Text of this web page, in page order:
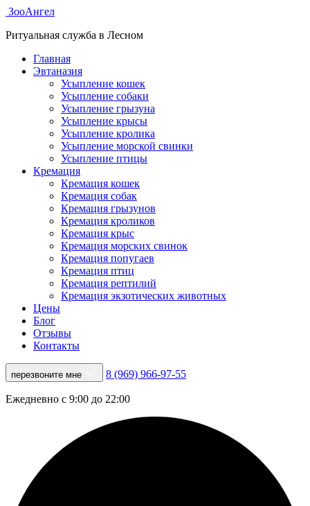
ЗооАнгел
Ритуальная служба в Лесном
Главная
Эвтаназия
Усыпление кошек
Усыпление собаки
Усыпление грызуна
Усыпление крысы
Усыпление кролика
Усыпление морской свинки
Усыпление птицы
Кремация
Кремация кошек
Кремация собак
Кремация грызунов
Кремация кроликов
Кремация крыс
Кремация морских свинок
Кремация попугаев
Кремация птиц
Кремация рептилий
Кремация экзотических животных
Цены
Блог
Отзывы
Контакты
перезвоните мне 8 (969) 966-97-55
Ежедневно с 9:00 до 22:00